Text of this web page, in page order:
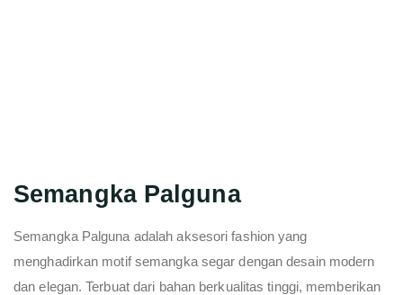
Semangka Palguna
Semangka Palguna adalah aksesori fashion yang
menghadirkan motif semangka segar dengan desain modern
dan elegan. Terbuat dari bahan berkualitas tinggi, memberikan